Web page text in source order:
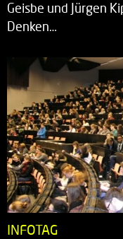
Geisbe und Jürgen
Denken…
INFOTAG